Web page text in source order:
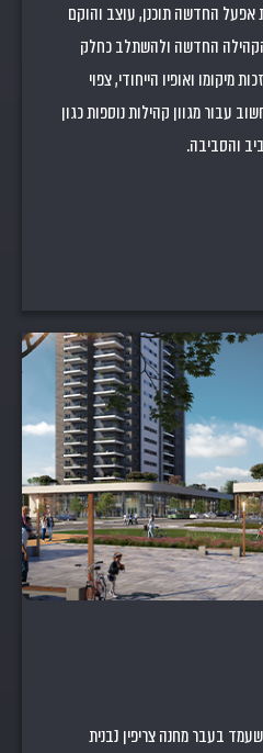
אפעל החדשה תוכנן, עוצב והוקם
החדשה ולהשתלב כחלק
מיקומו ואופיו הייחודי, צפוי
עבור מגוון קהילות נוספות כגון
והסביבה.
בעבר מחנה צריפין נבנית